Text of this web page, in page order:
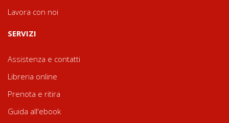
Lavora con noi
SERVIZI
Assistenza e contatti
Libreria online
Prenota e ritira
Guida all'ebook